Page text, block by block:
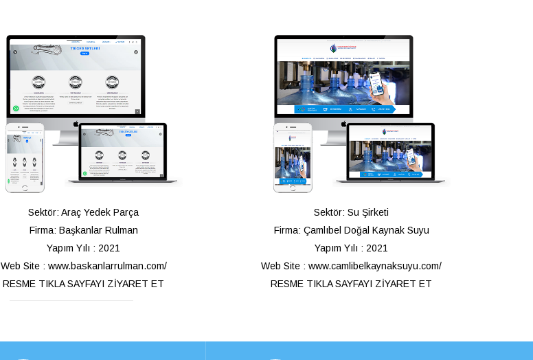
Sektör: Araç Yedek Parça
Firma: Başkanlar Rulman
Yapım Yılı : 2021
Web Site : www.baskanlarrulman.com/
RESME TIKLA SAYFAYI ZİYARET ET
Sektör: Su Şirketi
Firma: Çamlıbel Doğal Kaynak Suyu
Yapım Yılı : 2021
Web Site : www.camlibelkaynaksuyu.com/
RESME TIKLA SAYFAYI ZİYARET ET